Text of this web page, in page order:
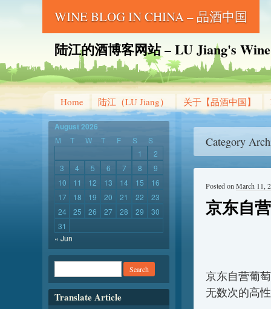
WINE BLOG IN CHINA – 品酒中国
陆江的酒博客网站 – LU Jiang's
Home 陆江（LU Jiang） 关于【品酒中国】
Category
京东自
Posted on March 11,
京东自营葡
无数次的高
August 2026
M T W T F S
S
1
2
3
4 5 6 7 8
9
10
11 12 13 14 15
16
17
18 19 20 21 22
23
24
25 26 27 28 29
30
31
« Jun
Translate Article